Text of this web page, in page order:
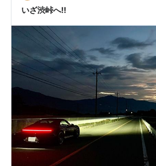
戦成功だった）。 まずは古戦…
いざ渋峠へ‼️